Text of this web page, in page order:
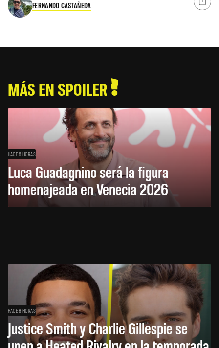
FERNANDO CASTAÑEDA
MÁS EN SPOILER
HACE 6 HORAS
Luca Guadagnino será la figura
homenajeada en Venecia 2026
HACE 8 HORAS
Justice Smith y Charlie Gillespie se